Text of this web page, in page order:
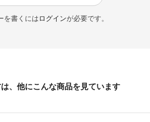
を書くにはログインが必要です。
、他にこんな商品を見ています